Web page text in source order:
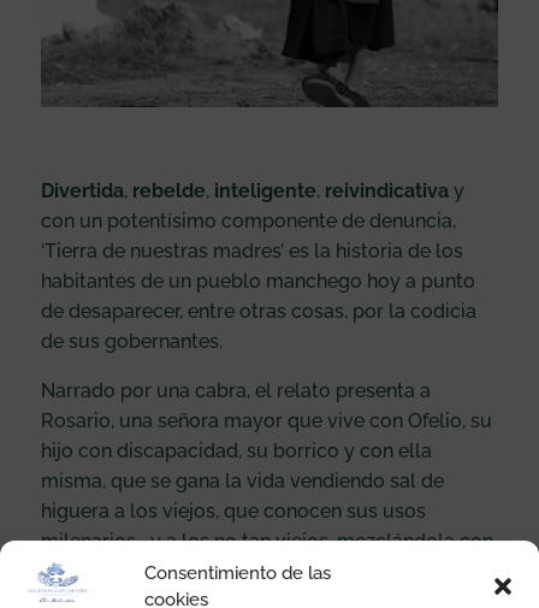
Consentimiento de las
cookies
Divertida, rebelde, inteligente, reivindicativay
con un potentísimo componente de denuncia,
‘Tierra de nuestras madres’ es la historia de los
habitantes de un pueblo manchego hoy a punto
de desaparecer, entre otras cosas, por la codicia
de sus gobernantes.
Narrado por una cabra, el relato presenta a
Rosario, una señora mayor que vive con Ofelio, su
hijo con discapacidad, su borrico y con ella
misma, que se gana la vida vendiendo sal de
higuera a los viejos, que conocen sus usos
milenarios… y a los no tan viejos, mezclándola con
tranquilizantes de farmacia y más ingredientes.